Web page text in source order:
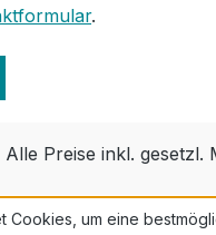
.
Alle Preise inkl. gesetzl.
Cookies, um eine